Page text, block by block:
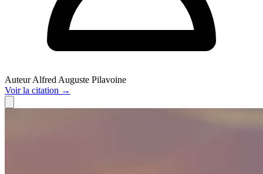
Auteur Alfred Auguste Pilavoine
Voirla citation →